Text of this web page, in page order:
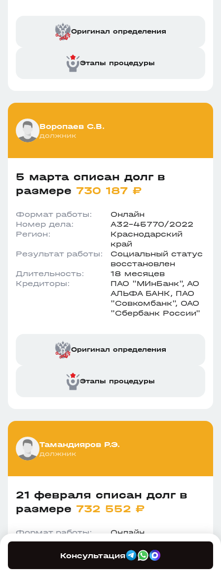
Оригинал определения
Этапы процедуры
Воропаев С.В.
должник
5 марта списан долг в
размере 730 187 ₽
Формат работы:
Онлайн
Номер дела:
А32-45770/2022
Регион:
Краснодарский
край
Результат работы:
Социальный статус
восстановлен
Длительность:
18 месяцев
Кредиторы:
ПАО "МИнБанк", АО
АЛЬФА БАНК, ПАО
"Совкомбанк", ОАО
"Сбербанк России"
Оригинал определения
Этапы процедуры
Тамандияров Р.Э.
должник
21 февраля списан долг в
размере 732 552 ₽
Формат работы:
Онлайн
Номер дела:
А76-11010/2022
Челябинская
область
Результат работы:
Социальный статус
Консультация